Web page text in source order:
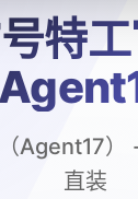
特
Agent17）
直装